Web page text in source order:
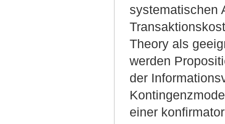
systematischen
Theory als
werden
der
einer